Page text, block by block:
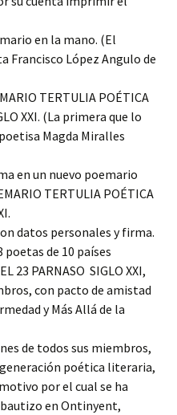
en la mano. (El
Francisco López Angulo de
TERTULIA POÉTICA
XXI. (La primera que lo
Magda Miralles
en un nuevo poemario
TERTULIA POÉTICA
datos personales y firma.
de 10 países
23 PARNASO SIGLO XXI,
con pacto de amistad
y Más Allá de la
de todos sus miembros,
poética literaria,
por el cual se ha
en Ontinyent,